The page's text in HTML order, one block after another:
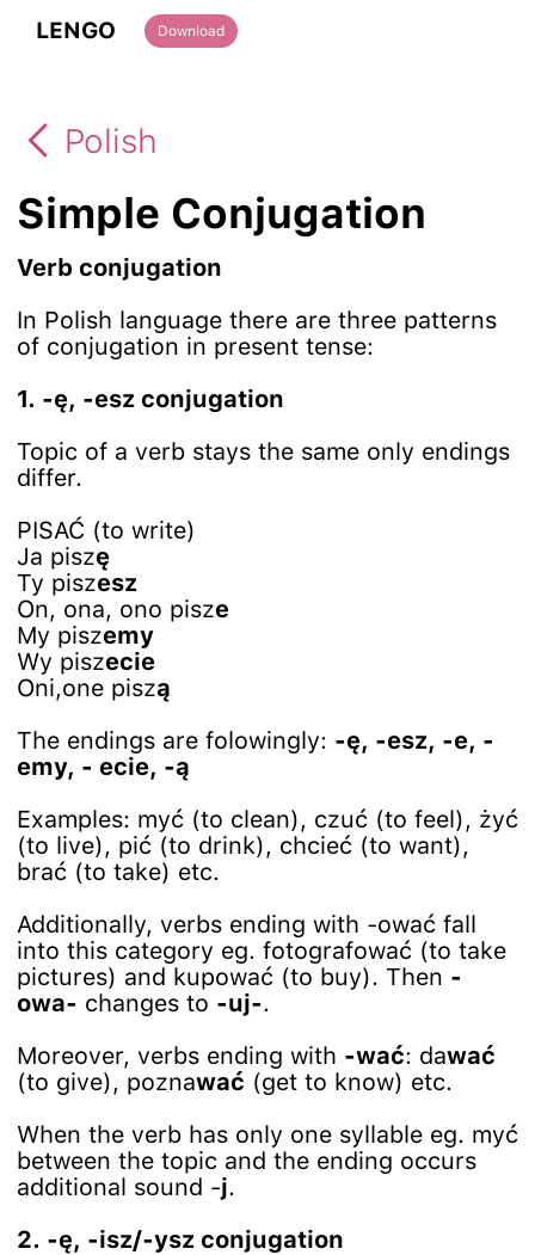
LENGO Download
Polish
Simple Conjugation
Verb conjugation
In Polish language there are three patterns
of conjugation in present tense:
1. -ę, -esz conjugation
Topic of a verb stays the same only endings
differ.
PISAĆ (to write)
Ja piszę
Ty piszesz
On, ona, ono pisze
My piszemy
Wy piszecie
Oni,one piszą
The endings are folowingly: -ę, -esz, -e, -
emy, - ecie, -ą
Examples: myć (to clean), czuć (to feel), żyć
(to live), pić (to drink), chcieć (to want),
brać (to take) etc.
Additionally, verbs ending with -ować fall
into this category eg. fotografować (to take
pictures) and kupować (to buy). Then -
owa- changes to -uj-.
Moreover, verbs ending with -wać: dawać
(to give), poznawać (get to know) etc.
When the verb has only one syllable eg. myć
between the topic and the ending occurs
additional sound -j.
2. -ę, -isz/-ysz conjugation